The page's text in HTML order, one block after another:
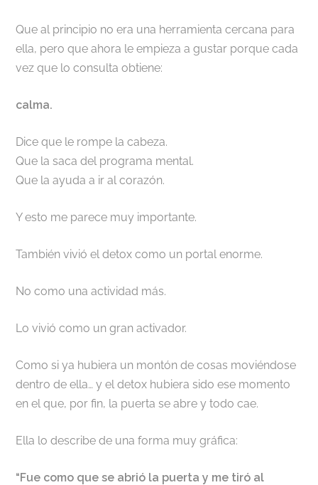
Que al principio no era una herramienta cercana para
ella, pero que ahora le empieza a gustar porque cada
vez que lo consulta obtiene:
calma.
Dice que le rompe la cabeza.
Que la saca del programa mental.
Que la ayuda a ir al corazón.
Y esto me parece muy importante.
También vivió el detox como un portal enorme.
No como una actividad más.
Lo vivió como un gran activador.
Como si ya hubiera un montón de cosas moviéndose
dentro de ella… y el detox hubiera sido ese momento
en el que, por fin, la puerta se abre y todo cae.
Ella lo describe de una forma muy gráfica:
“Fue como que se abrió la puerta y me tiró al